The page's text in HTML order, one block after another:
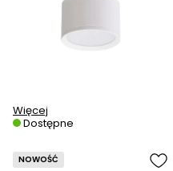
Więcej
Dostępne
NOWOŚĆ